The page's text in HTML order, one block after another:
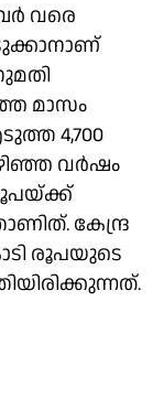
വരെ
മാസം
4,700
വര്‍ഷം
കേന്ദ്ര
രൂപയുടെ